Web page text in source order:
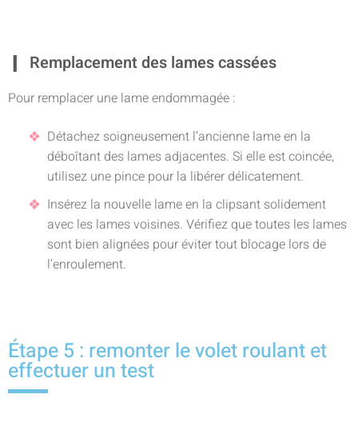
Remplacement des lames cassées
Pour remplacer une lame endommagée :
Détachez soigneusement l’ancienne lame en la
déboîtant des lames adjacentes. Si elle est coincée,
utilisez une pince pour la libérer délicatement.
Insérez la nouvelle lame en la clipsant solidement
avec les lames voisines. Vérifiez que toutes les lames
sont bien alignées pour éviter tout blocage lors de
l’enroulement.
Étape 5 : remonter le volet roulant et
effectuer un test